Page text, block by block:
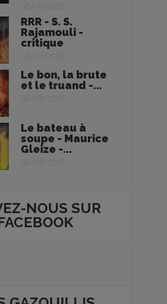
06/08/2026
RRR - S. S.
Rajamouli -
critique
06/08/2026
Le bon, la brute
et le truand -...
06/08/2026
Le bateau à
soupe - Maurice
Gleize -...
06/08/2026
NOUS SUR